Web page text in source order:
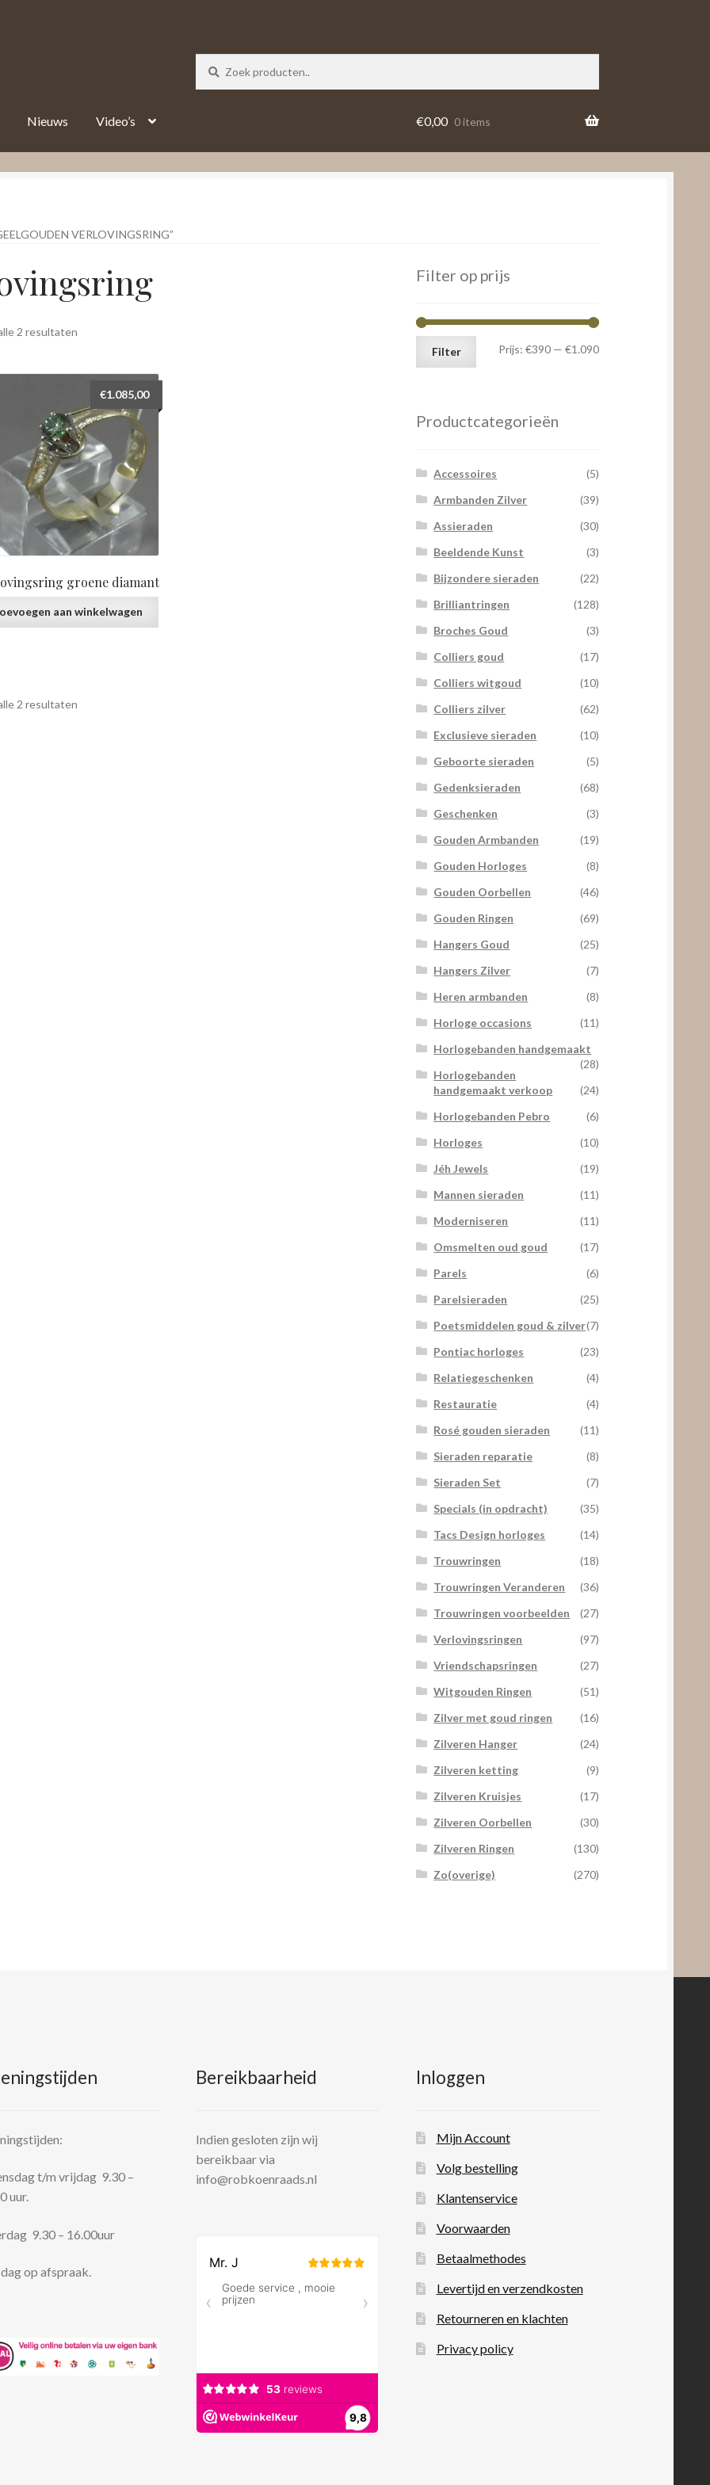
Nieuws Video’s €0,00 0 items
VERLOVINGSRING”
2 resultaten
hoog
groene diamant
€1.085,00
aan winkelwagen
2 resultaten
Filter op prijs
Min.
Max.
Filter Prijs: €390— €1.090
Productcategorieën
Accessoires
(5)
Armbanden Zilver
(39)
Assieraden
(30)
Beeldende Kunst
(3)
Bijzondere sieraden
(22)
Brilliantringen
(128)
Broches Goud
(3)
Colliers goud
(17)
Colliers witgoud
(10)
Colliers zilver
(62)
Exclusieve sieraden
(10)
Geboorte sieraden
(5)
Gedenksieraden
(68)
Geschenken
(3)
Gouden Armbanden
(19)
Gouden Horloges
(8)
Gouden Oorbellen
(46)
Gouden Ringen
(69)
Hangers Goud
(25)
Hangers Zilver
(7)
Heren armbanden
(8)
Horloge occasions
(11)
Horlogebanden handgemaakt
(28)
Horlogebanden
handgemaakt verkoop
(24)
Horlogebanden Pebro
(6)
Horloges
(10)
Jéh Jewels
(19)
Mannen sieraden
(11)
Moderniseren
(11)
Omsmelten oud goud
(17)
Parels
(6)
Parelsieraden
(25)
Poetsmiddelen goud & zilver(7)
Pontiac horloges
(23)
Relatiegeschenken
(4)
Restauratie
(4)
Rosé gouden sieraden
(11)
Sieraden reparatie
(8)
Sieraden Set
(7)
Specials (in opdracht)
(35)
Tacs Design horloges
(14)
Trouwringen
(18)
Trouwringen Veranderen
(36)
Trouwringen voorbeelden
(27)
Verlovingsringen
(97)
Vriendschapsringen
(27)
Witgouden Ringen
(51)
Zilver met goud ringen
(16)
Zilveren Hanger
(24)
Zilveren ketting
(9)
Zilveren Kruisjes
(17)
Zilveren Oorbellen
(30)
Zilveren Ringen
(130)
Zo(overige)
(270)
t/m vrijdag 9.30 –
uur.
9.30 – 16.00uur
op afspraak.
Bereikbaarheid
Indien gesloten zijn wij
bereikbaar via
info@robkoenraads.nl
Inloggen
Mijn Account
Volg bestelling
Klantenservice
Voorwaarden
Betaalmethodes
Levertijd en verzendkosten
Retourneren en klachten
Privacy policy